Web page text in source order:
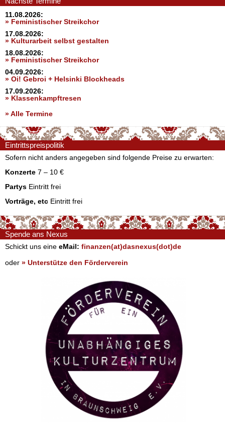
11.08.2026:
» Feministischer Streikchor
17.08.2026:
» Kulturarbeit selbst gestalten
18.08.2026:
» Feministischer Streikchor
04.09.2026:
» Oi! Gebroi + Helsinki Blockheads
17.09.2026:
» Klassenkampftresen
» Alle Termine
Eintrittspreispolitik
Sofern nicht anders angegeben sind folgende Preise zu erwarten:
Konzerte 7 – 10 €
Partys Eintritt frei
Vorträge, etc Eintritt frei
Spende ans Nexus
Schickt uns eine eMail: finanzen(at)dasnexus(dot)de
oder » Unterstütze den Förderverein